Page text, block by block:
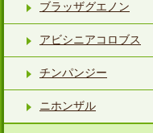
ブラッザグエノン
アビシニアコロブス
チンパンジー
ニホンザル